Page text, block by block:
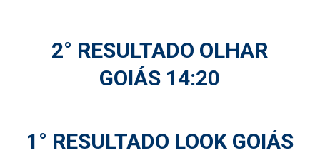
2° RESULTADO OLHAR
GOIÁS 14:20
1° RESULTADO LOOK GOIÁS